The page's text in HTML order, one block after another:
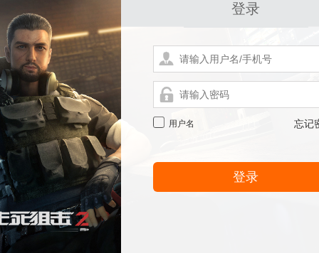
登录
用户名 忘记
登录